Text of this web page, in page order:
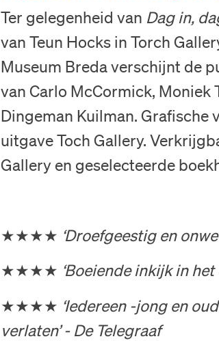
Ter gelegenheid van Dag in,
van Teun Hocks in Torch
Museum Breda verschijnt de
van Carlo McCormick, Moniek
Dingeman Kuilman. Grafische
uitgave Toch Gallery.
Gallery en geselecteerde
★★★★ ‘Droefgeestig en
★★★★ ‘Boeiende inkijk in
★★★★ ‘Iedereen -jong en
verlaten’ - De Telegraaf